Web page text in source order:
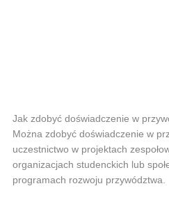
Jak zdobyć doświadczenie w
Można zdobyć doświadczenie w
uczestnictwo w projektach
organizacjach studenckich lub
programach rozwoju przywództwa.